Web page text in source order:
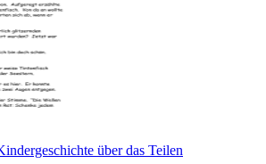
über das Teilen